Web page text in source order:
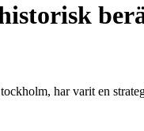
har varit en